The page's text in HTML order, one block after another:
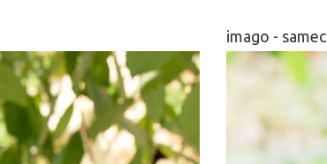
imago - samec